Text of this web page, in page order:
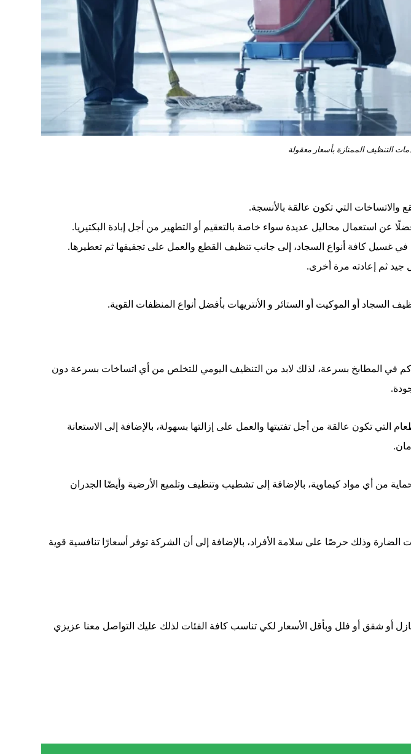
التنظيف الممتازة بأسعار معقولة
والاتساخات التي تكون عالقة بالأنسجة.
استعمال محاليل عديدة سواء خاصة بالتعقيم أو التطهير من أجل إبادة البكتيريا.
غسيل كافة أنواع السجاد، إلى جانب تنظيف القطع والعمل على تجفيفها ثم تعطيرها.
جيد ثم إعادته مرة أخرى.
أو الموكيت أو الستائر و الأنتريهات بأفضل أنواع المنظفات القوية.
في المطابخ بسرعة، لذلك لابد من التنظيف اليومي للتخلص من أي اتساخات بسرعة دون
تكون عالقة من أجل تفتيتها والعمل على إزالتها بسهولة، بالإضافة إلى الاستعانة
من أي مواد كيماوية، بالإضافة إلى تشطيب وتنظيف وتلميع الأرضية وأيضًا الجدران
وذلك حرصًا على سلامة الأفراد، بالإضافة إلى أن الشركة توفر أسعارًا تنافسية قوية
أو شقق أو فلل وبأقل الأسعار لكي تناسب كافة الفئات لذلك عليك التواصل معنا عزيزي